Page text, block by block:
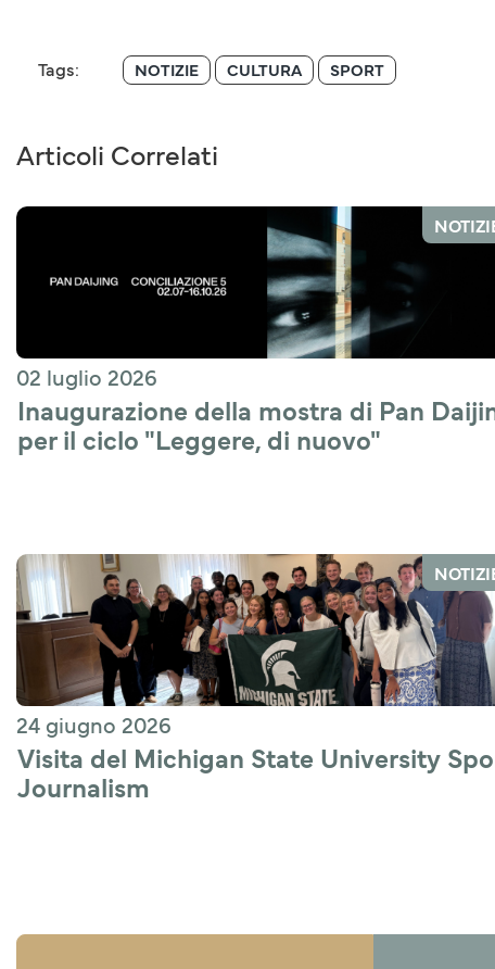
Tags: NOTIZIE CULTURA SPORT
Articoli Correlati
02 luglio 2026
Inaugurazione della mostra di Pan
per il ciclo "Leggere, di nuovo"
24 giugno 2026
Visita del Michigan State University